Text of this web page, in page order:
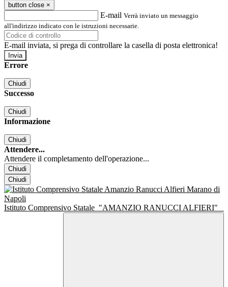
button close ×
E-mail Verrà inviato un messaggio
all'indirizzo indicato con le istruzioni necessarie.
E-mail inviata, si prega di controllare la casella di posta elettronica!
Errore
Chiudi
Successo
Chiudi
Informazione
Chiudi
Attendere...
Attendere il completamento dell'operazione...
Chiudi
Chiudi
Istituto Comprensivo Statale "AMANZIO RANUCCI ALFIERI"